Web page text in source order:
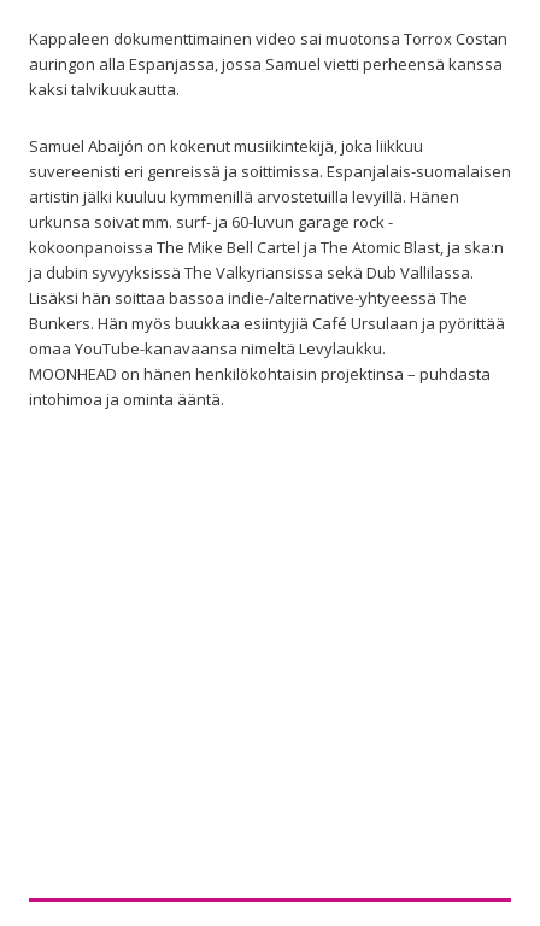
Kappaleen dokumenttimainen video sai muotonsa Torrox Costan
auringon alla Espanjassa, jossa Samuel vietti perheensä kanssa
kaksi talvikuukautta.
Samuel Abaijón on kokenut musiikintekijä, joka liikkuu
suvereenisti eri genreissä ja soittimissa. Espanjalais-suomalaisen
artistin jälki kuuluu kymmenillä arvostetuilla levyillä. Hänen
urkunsa soivat mm. surf- ja 60-luvun garage rock -
kokoonpanoissa The Mike Bell Cartel ja The Atomic Blast, ja ska:n
ja dubin syvyyksissä The Valkyriansissa sekä Dub Vallilassa.
Lisäksi hän soittaa bassoa indie-/alternative-yhtyeessä The
Bunkers. Hän myös buukkaa esiintyjiä Café Ursulaan ja pyörittää
omaa YouTube-kanavaansa nimeltä Levylaukku.
MOONHEAD on hänen henkilökohtaisin projektinsa – puhdasta
intohimoa ja ominta ääntä.